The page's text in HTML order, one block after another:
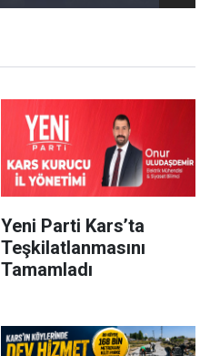
Yeni Parti Kars’ta
Teşkilatlanmasını
Tamamladı